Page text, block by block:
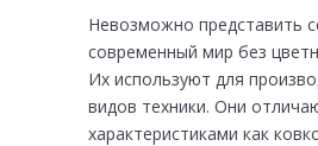
Невозможно представить
современный мир без
Их используют для
видов техники. Они
характеристиками как